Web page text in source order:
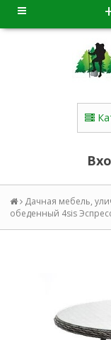
Дачная мебель,
обеденный 4sis